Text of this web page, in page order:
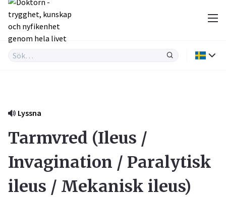
Lyssna
Tarmvred (Ileus /
Invagination / Paralytisk
ileus / Mekanisk ileus)